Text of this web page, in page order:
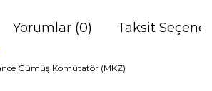
Yorumlar (0) Taksit
Gümüş Komütatör (MKZ)